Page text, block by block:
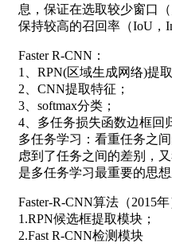
息，保证在选取较少窗口
保持较高的召回率（IoU，
Faster R-CNN：
1、RPN(区域生成网络)提取
2、CNN提取特征；
3、softmax分类；
4、多任务损失函数边框回
多任务学习：看重任务之
虑到了任务之间的差别，
是多任务学习最重要的思想
Faster-R-CNN算法（2015
1.RPN候选框提取模块；
2.Fast R-CNN检测模块